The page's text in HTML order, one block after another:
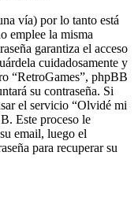
vía) por lo tanto está
emplee la misma
garantiza el acceso
cuidadosamente y
“RetroGames”, phpBB
su contraseña. Si
el servicio “Olvidé mi
Este proceso le
email, luego el
para recuperar su